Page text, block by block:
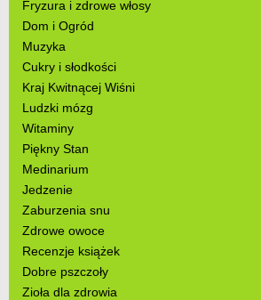
Fryzura i zdrowe włosy
Dom i Ogród
Muzyka
Cukry i słodkości
Kraj Kwitnącej Wiśni
Ludzki mózg
Witaminy
Piękny Stan
Medinarium
Jedzenie
Zaburzenia snu
Zdrowe owoce
Recenzje książek
Dobre pszczoły
Zioła dla zdrowia